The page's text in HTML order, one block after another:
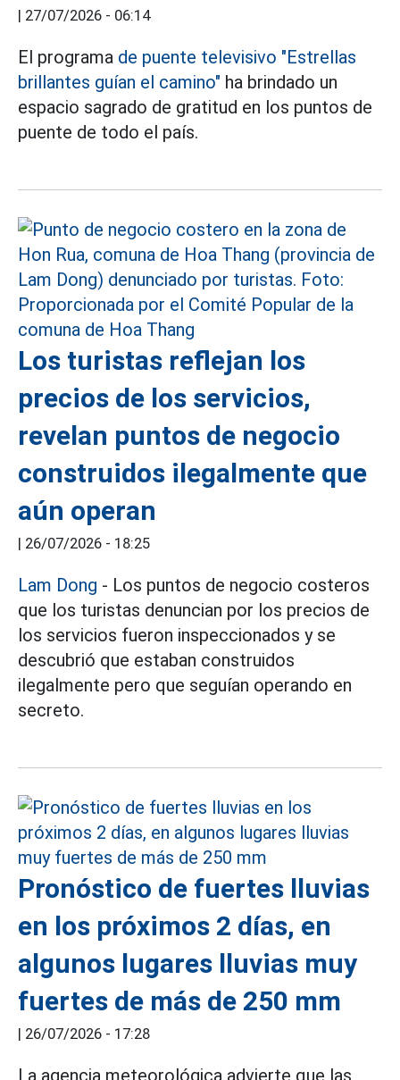
27/07/2026 - 06:14
El programa de puente televisivo "Estrellas
brillantes guían el camino" ha brindado un
espacio sagrado de gratitud en los puntos de
puente de todo el país.
Los turistas reflejan los
precios de los servicios,
revelan puntos de negocio
construidos ilegalmente que
aún operan
26/07/2026 - 18:25
Lam Dong - Los puntos de negocio costeros
que los turistas denuncian por los precios de
los servicios fueron inspeccionados y se
descubrió que estaban construidos
ilegalmente pero que seguían operando en
secreto.
Pronóstico de fuertes lluvias
en los próximos 2 días, en
algunos lugares lluvias muy
fuertes de más de 250 mm
26/07/2026 - 17:28